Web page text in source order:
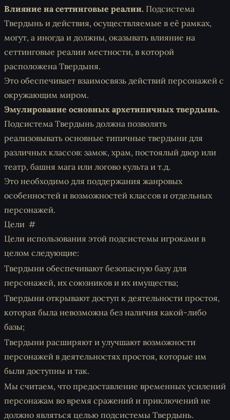
Влияние на сеттинговые реалии. Подсистема
Твердынь и действия, осуществляемые в её рамках,
могут, а иногда и должны, оказывать влияние на
сеттинговые реалии местности, в которой
расположена Твердыня.
Это обеспечивает взаимосвязь действий персонажей с
окружающим миром.
Эмулирование основных архетипичных твердынь.
Подсистема Твердынь должна позволять
реализовывать основные типичные твердыни для
различных классов: замок, храм, постоялый двор или
театр, башня мага или логово культа и т.д.
Это необходимо для поддержания жанровых
особенностей и возможностей классов и отдельных
персонажей.
Цели
Цели использования этой подсистемы игроками в
целом следующие:
Твердыни обеспечивают безопасную базу для
персонажей, их союзников и их имущества;
Твердыни открывают доступ к деятельности простоя,
которая была невозможна без наличия какой-либо
базы;
Твердыни расширяют и улучшают возможности
персонажей в деятельностях простоя, которые им
были доступны и так.
Мы считаем, что предоставление временных усилений
персонажам во время сражений и приключений не
должно являться целью подсистемы Твердынь.